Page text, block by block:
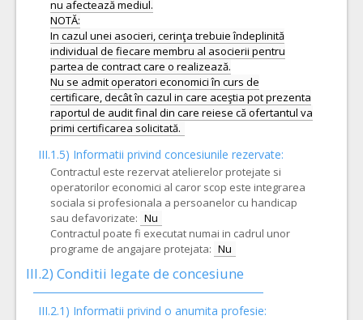
nu afectează mediul.
NOTĂ:
In cazul unei asocieri, cerinţa trebuie îndeplinită
individual de fiecare membru al asocierii pentru
partea de contract care o realizează.
Nu se admit operatori economici în curs de
certificare, decât în cazul in care aceştia pot prezenta
raportul de audit final din care reiese că ofertantul va
III.1.5) Informatii privind concesiunile rezervate:
Contractul este rezervat atelierelor protejate si
operatorilor economici al caror scop este integrarea
sociala si profesionala a persoanelor cu handicap
sau defavorizate: Nu
Contractul poate fi executat numai in cadrul unor
programe de angajare protejata: Nu
III.2) Conditii legate de concesiune
III.2.1) Informatii privind o anumita profesie: